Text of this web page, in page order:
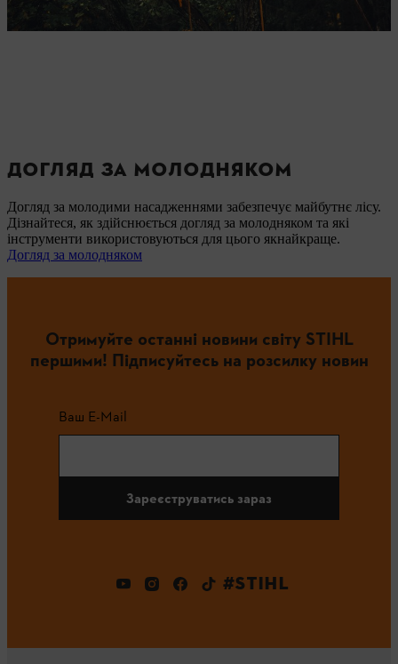
ДОГЛЯД ЗА МОЛОДНЯКОМ
Догляд за молодими насадженнями забезпечує майбутнє лісу.
Дізнайтеся, як здійснюється догляд за молодняком та які
інструменти використовуються для цього якнайкраще.
Догляд за молодняком
Отримуйте останні новини світу STIHL
першими! Підписуйтесь на розсилку новин
Ваш E-Mail
Зареєструватись зараз
#STIHL